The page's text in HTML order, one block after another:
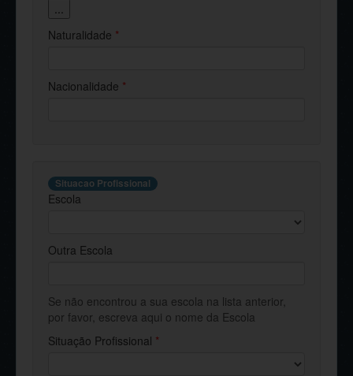
...
Naturalidade *
Nacionalidade *
Situacao Profissional
Escola
Outra Escola
Se não encontrou a sua escola na lista anterior,
por favor, escreva aqui o nome da Escola
Situação Profissional *